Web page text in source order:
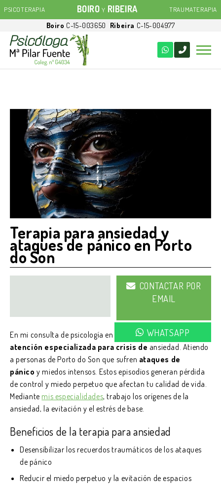
PSICOTERAPIA BOIRO Y RIBEIRA TRAUMATERAPIA
Boiro C-15-003650 Ribeira C-15-004977
Terapia para ansiedad y
ataques de pánico en Porto
do Son
622
CONTACTAR POR
EMAIL
WHATSAPP
En mi consulta de psicología en Boiro y Ribeira ofrecemos
atención especializada para crisis de ansiedad. Atiendo
a personas de Porto do Son que sufren ataques de
pánico y miedos intensos. Estos episodios generan pérdida
de control y miedo perpetuo que afectan tu calidad de vida.
Mediante mis especialidades, trabajo los orígenes de la
ansiedad, la evitación y el estrés de base.
Beneficios de la terapia para ansiedad
Desensibilizar los recuerdos traumáticos de los ataques
de pánico
Reducir el miedo perpetuo y la evitación de espacios